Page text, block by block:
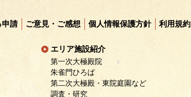
申請 ご意見・ご感想 個人情報保護方針 利用規約
エリア施設紹介
第一次大極殿院
朱雀門ひろば
第二次大極殿・東院庭園など
調査・研究